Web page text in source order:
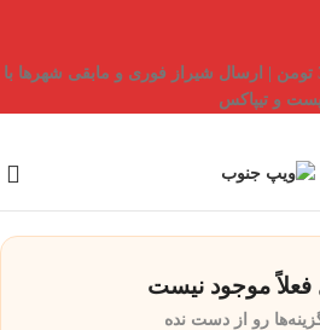
ارسال رایگان برای خرید بالای 3 تومن | ارسال شیراز فوری و مابقی شهرها با
و تیپاکس
فعلاً موجود نیست
گزینه‌ها رو از دست نده